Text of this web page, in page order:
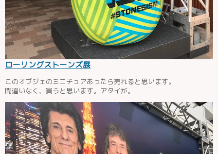
ローリングストーンズ展
このオブジェのミニチュアあったら売れると思います。
間違いなく、買うと思います。アタイが。